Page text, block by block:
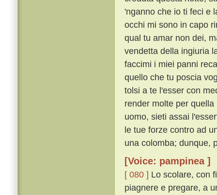
'nganno che io ti feci e
occhi mi sono in capo
qual tu amar non dei,
vendetta della ingiuria
faccimi i miei panni
quello che tu poscia
tolsi a te l'esser con
render molte per
uomo, sieti assai
le tue forze contro ad
una colomba; dunque,
[Voice: pampinea ]
[ 080 ] Lo scolare, con
piagnere e pregare, a